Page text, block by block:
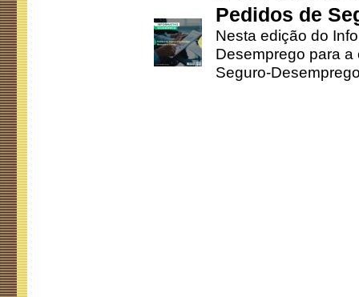
Pedidos de
Nesta edição do
Desemprego para
Seguro-